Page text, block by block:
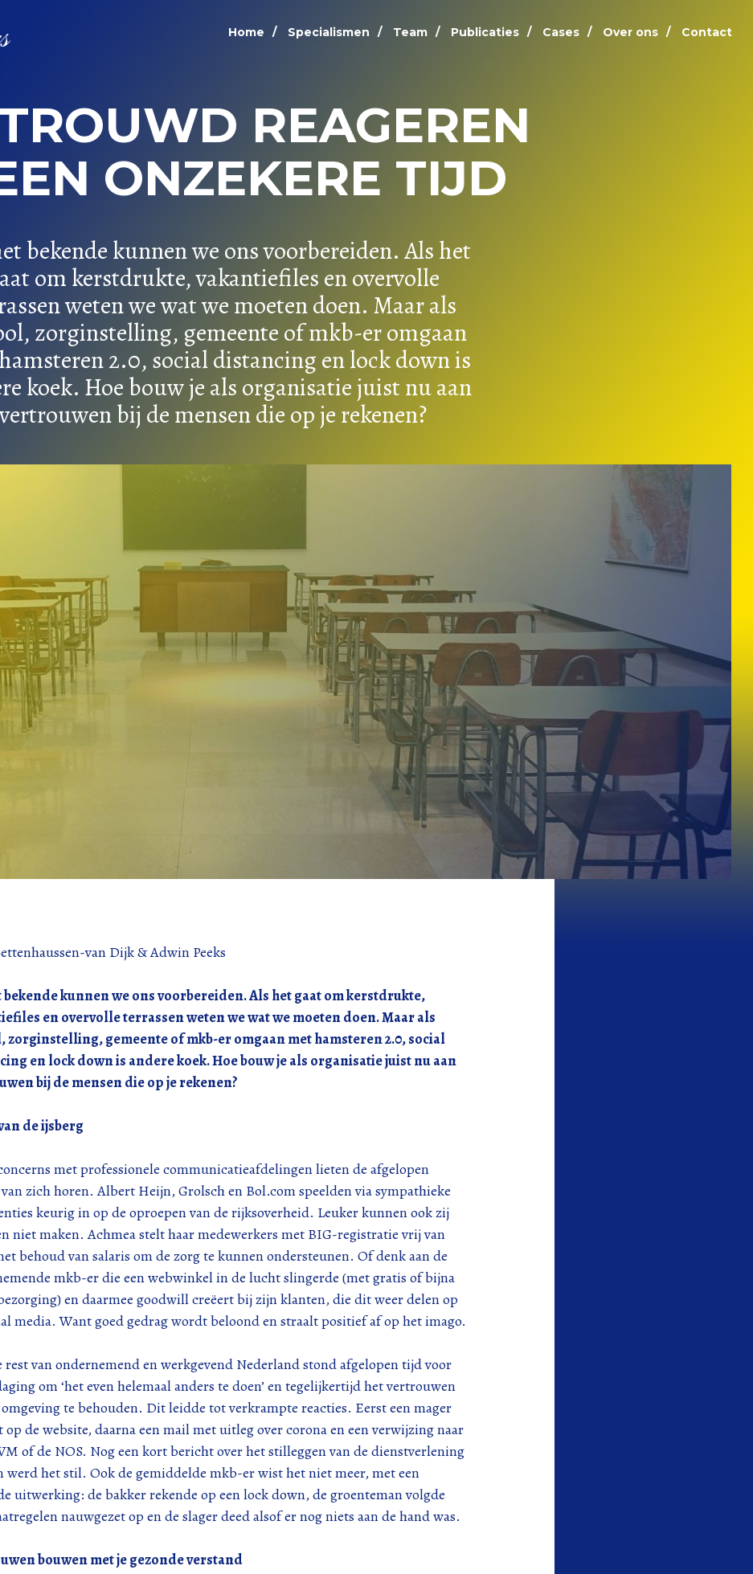
Home Specialismen Team Publicaties Cases Over ons Contact
REAGEREN
ONZEKERE TIJD
bekende kunnen we ons voorbereiden. Als het
om kerstdrukte, vakantiefiles en overvolle
weten we wat we moeten doen. Maar als
zorginstelling, gemeente of mkb-er omgaan
2.0, social distancing en lock down is
koek. Hoe bouw je als organisatie juist nu aan
vertrouwen bij de mensen die op je rekenen?
van Dijk & Adwin Peeks
bekende kunnen we ons voorbereiden. Als het gaat om kerstdrukte,
en overvolle terrassen weten we wat we moeten doen. Maar als
zorginstelling, gemeente of mkb-er omgaan met hamsteren 2.0, social
en lock down is andere koek. Hoe bouw je als organisatie juist nu aan
bij de mensen die op je rekenen?
de ijsberg
met professionele communicatieafdelingen lieten de afgelopen
zich horen. Albert Heijn, Grolsch en Bol.com speelden via sympathieke
keurig in op de oproepen van de rijksoverheid. Leuker kunnen ook zij
niet maken. Achmea stelt haar medewerkers met BIG-registratie vrij van
behoud van salaris om de zorg te kunnen ondersteunen. Of denk aan de
mkb-er die een webwinkel in de lucht slingerde (met gratis of bijna
en daarmee goodwill creëert bij zijn klanten, die dit weer delen op
media. Want goed gedrag wordt beloond en straalt positief af op het imago.
rest van ondernemend en werkgevend Nederland stond afgelopen tijd voor
om ‘het even helemaal anders te doen’ en tegelijkertijd het vertrouwen
te behouden. Dit leidde tot verkrampte reacties. Eerst een mager
de website, daarna een mail met uitleg over corona en een verwijzing naar
of de NOS. Nog een kort bericht over het stilleggen van de dienstverlening
werd het stil. Ook de gemiddelde mkb-er wist het niet meer, met een
uitwerking: de bakker rekende op een lock down, de groenteman volgde
nauwgezet op en de slager deed alsof er nog niets aan de hand was.
bouwen met je gezonde verstand